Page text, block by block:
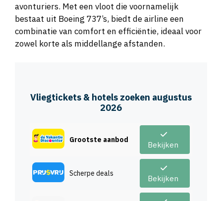
avonturiers. Met een vloot die voornamelijk
bestaat uit Boeing 737’s, biedt de airline een
combinatie van comfort en efficiëntie, ideaal voor
zowel korte als middellange afstanden.
Vliegtickets & hotels zoeken augustus
2026
Grootste aanbod
Bekijken
Scherpe deals
Bekijken